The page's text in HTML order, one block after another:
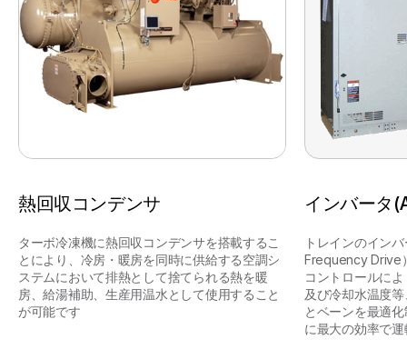
熱回収コンデンサ
ターボ冷凍機に熱回収コンデンサを搭載するこ
とにより、冷房・暖房を同時に供給する空調シ
ステムにおいて排熱として捨てられる熱を暖
房、給湯補助、生産用温水として使用すること
が可能です
インバータ
トレインのイン
Frequency Drive
コントロールに
及び冷却水温度
とベーンを最適
に最大の効率で